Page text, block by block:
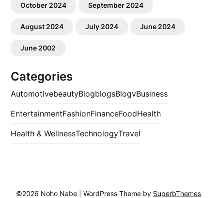
October 2024 September 2024
August 2024 July 2024 June 2024
June 2002
Categories
AutomotivebeautyBlogblogsBlogvBusiness
EntertainmentFashionFinanceFoodHealth
Health & WellnessTechnologyTravel
©2026 Noho Nabe | WordPress Theme by SuperbThemes